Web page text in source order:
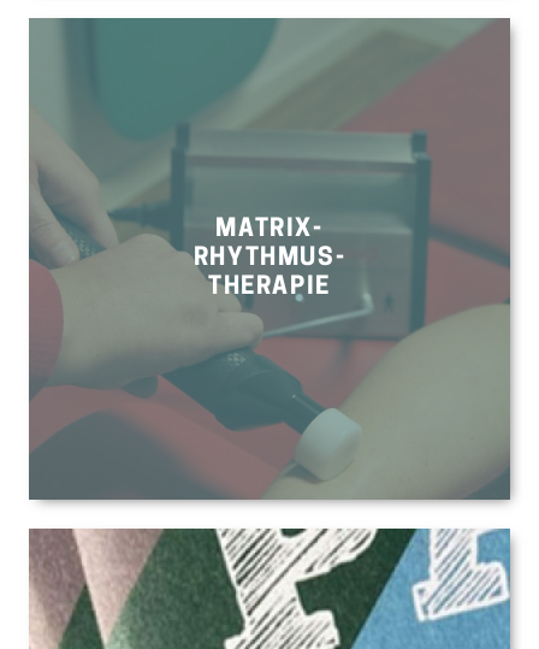
MATRIX-
RHYTHMUS-
THERAPIE